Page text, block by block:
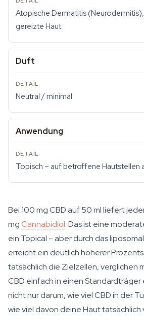
Atopische Dermatitis
gereizte Haut
Duft
Neutral / minimal
Anwendung
Topisch – auf betroffene Hautstellen
Bei 100 mg CBD auf 50 ml liefert
mgCannabidiol. Das ist eine
ein Topical – aber durch das
erreicht ein deutlich höherer
tatsächlich die Zielzellen, verglichen
CBD einfach in einen Standardträger
nicht nur darum, wie viel CBD in der
wie viel davon deine Haut tatsächlich